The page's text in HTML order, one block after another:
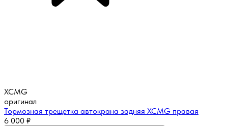
XCMG
оригинал
Тормозная трещетка автокрана задняя XCMG правая
6 000 ₽